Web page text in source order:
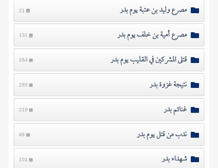
مصرع وليد بن عتبة يوم بدر 21
مصرع أمية بن خلف يوم بدر 131
قتلى المشركين في القليب يوم بدر 264
نتيجة غزوة بدر 285
غنائم بدر 219
ندب من قتل يوم بدر 49
شهداء بدر 101